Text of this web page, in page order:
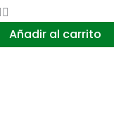
Añadir al carrito